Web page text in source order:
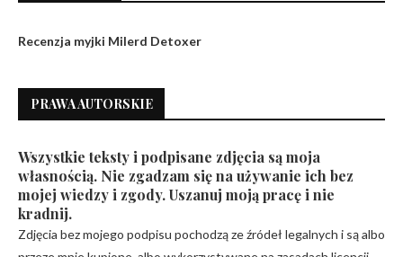
Recenzja myjki Milerd Detoxer
PRAWA AUTORSKIE
Wszystkie teksty i podpisane zdjęcia są moja
własnością. Nie zgadzam się na używanie ich bez
mojej wiedzy i zgody. Uszanuj moją pracę i nie
kradnij.
Zdjęcia bez mojego podpisu pochodzą ze źródeł legalnych i są albo